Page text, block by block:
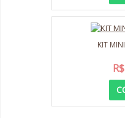
KIT